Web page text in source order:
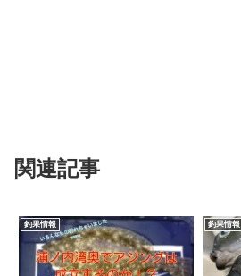
関連記事
釣果情報 釣果情報